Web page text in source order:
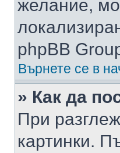
желание,
phpBB
Върнете се в
» Как да
При
картинки.